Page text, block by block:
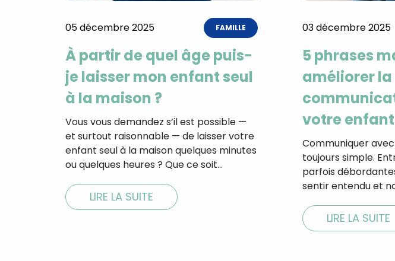
05 décembre 2025 FAMILLE
À partir de quel âge puis-
je laisser mon enfant seul
à la maison ?
Vous vous demandez s’il est possible —
et surtout raisonnable — de laisser votre
enfant seul à la maison quelques minutes
ou quelques heures ? Que ce soit…
LIRE LA SUITE
03 décembre 2025
5 phrases
améliorer la
votre enfant
Communiquer
toujours simple.
parfois
sentir entendu et
LIRE LA SUITE